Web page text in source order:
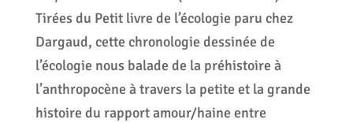
Tirées du Petit livre de l’écologie paru chez
Dargaud, cette chronologie dessinée de
l’écologie nous balade de la préhistoire à
l’anthropocène à travers la petite et la grande
histoire du rapport amour/haine entre